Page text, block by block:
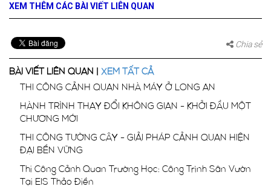
XEM THÊM CÁC BÀI VIẾT LIÊN QUAN
Chia sẻ
BÀI VIẾT LIÊN QUAN | XEM TẤT CẢ
THI CÔNG CẢNH QUAN NHÀ MÁY Ở LONG AN
HÀNH TRÌNH THAY ĐỔI KHÔNG GIAN - KHỞI ĐẦU MỘT
CHƯƠNG MỚI
THI CÔNG TƯỜNG CÂY - GIẢI PHÁP CẢNH QUAN HIỆN
ĐẠI BỀN VỮNG
Thi Công Cảnh Quan Trường Học: Công Trình Sân Vườn
Tại EIS Thảo Điền